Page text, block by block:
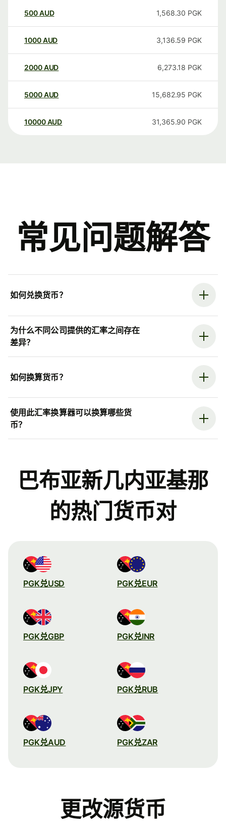
500AUD 1,568.30 PGK
1000AUD 3,136.59 PGK
2000AUD 6,273.18 PGK
5000AUD 15,682.95 PGK
10000 AUD 31,365.90 PGK
常见问题解答
如何兑换货币？
为什么不同公司提供的汇率之间存在
差异？
如何换算货币？
使用此汇率换算器可以换算哪些货
币？
巴布亚新几内亚基那
的热门货币对
PGK兑USD PGK兑EUR
PGK兑GBP PGK兑INR
PGK兑JPY PGK兑RUB
PGK兑AUD PGK兑ZAR
更改源货币